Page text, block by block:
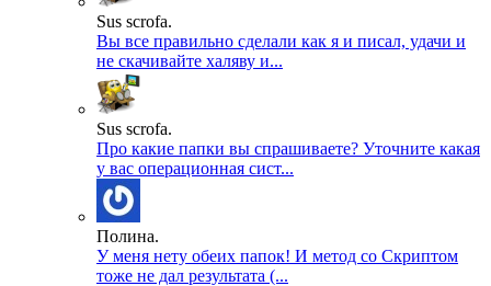
Sus scrofa.
Вы все правильно сделали как я и писал, удачи и
не скачивайте халяву и...
Sus scrofa.
Про какие папки вы спрашиваете? Уточните какая
у вас операционная сист...
Полина.
У меня нету обеих папок! И метод со Скриптом
тоже не дал результата (...